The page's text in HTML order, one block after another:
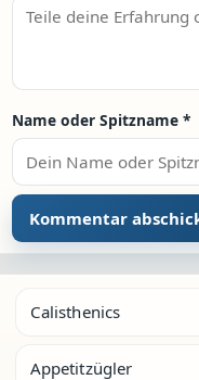
Name oder Spitzname *
Calisthenics
Appetitzügler